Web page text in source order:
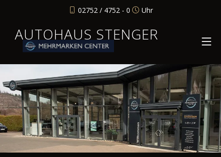
02752 / 4752 - 0 Uhr
AUTOHAUS STENGER